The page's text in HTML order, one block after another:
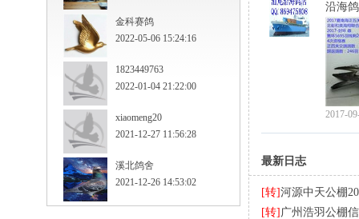
金科赛鸽
2022-05-06 15:24:16
1823449763
2022-01-04 21:22:00
xiaomeng20
2021-12-27 11:56:28
溪北鸽舍
2021-12-26 14:53:02
沿海
2017-
最新日志
[转]河源中天公棚
[转] 广州浩羽公棚